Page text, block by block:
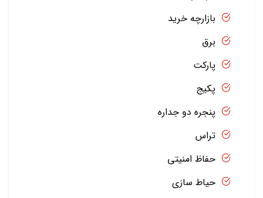
بازارچه خرید
برق
پارکت
پکیج
پنجره دو جداره
تراس
حفاظ امنیتی
حیاط سازی